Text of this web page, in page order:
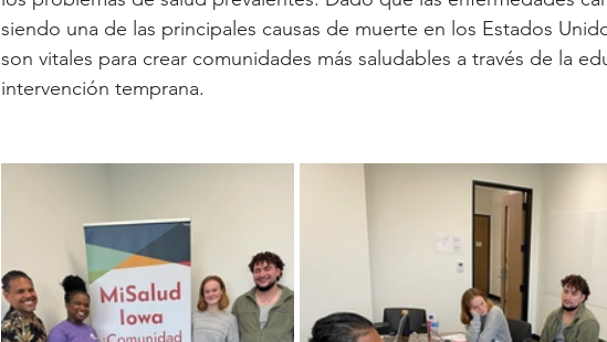
siendo una de las principales causas de muerte en los Estados
son vitales para crear comunidades más saludables a través de la
intervención temprana.